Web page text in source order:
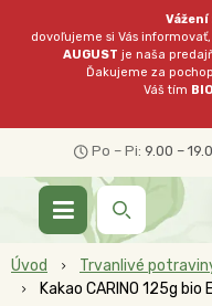
dovoľujeme si Vás
AUGUST je naša
Ďakujeme za
Váš tím
Po – Pi: 9.00 –
Úvod Trvanlivé
Kakao CARINO 125g bio